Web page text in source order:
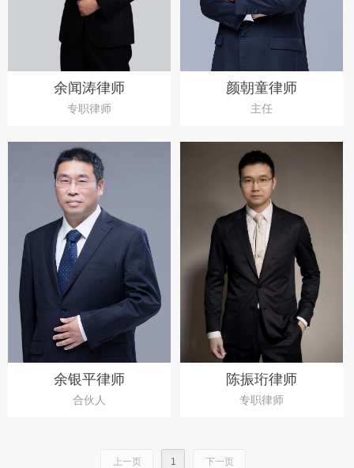
余闻涛律师
专职律师
颜朝童律师
主任
余银平律师
合伙人
陈振珩律师
专职律师
上一页 1 下一页